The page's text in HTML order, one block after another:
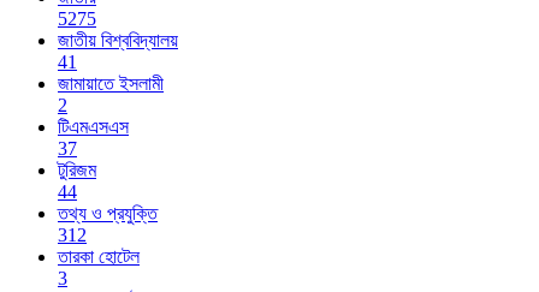
5275
জাতীয় বিশ্ববিদ্যালয়
41
জামায়াতে ইসলামী
2
টিএমএসএস
37
টুরিজম
44
তথ্য ও প্রযুক্তি
312
তারকা হোটেল
3